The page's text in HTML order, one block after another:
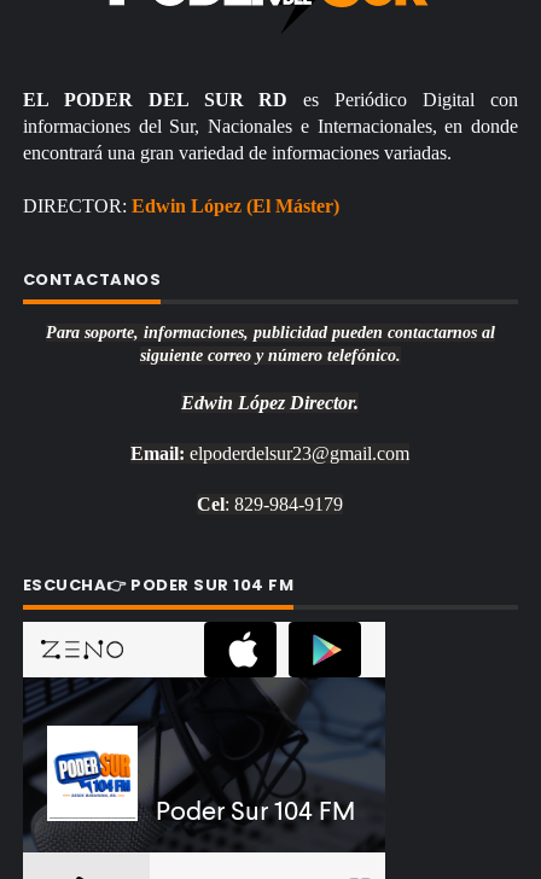
EL PODER DEL SUR RD es Periódico Digital con
informaciones del Sur, Nacionales e Internacionales, en donde
encontrará una gran variedad de informaciones variadas.
DIRECTOR: Edwin López (El Máster)
CONTACTANOS
Para soporte, informaciones, publicidad pueden contactarnos al
siguiente correo y número telefónico.
Edwin López Director.
Email: elpoderdelsur23@gmail.com
Cel: 829-984-9179
ESCUCHA👉 PODER SUR 104 FM